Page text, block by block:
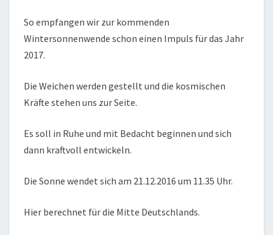
So empfangen wir zur kommenden
Wintersonnenwende schon einen Impuls für das Jahr
2017.
Die Weichen werden gestellt und die kosmischen
Kräfte stehen uns zur Seite.
Es soll in Ruhe und mit Bedacht beginnen und sich
dann kraftvoll entwickeln.
Die Sonne wendet sich am 21.12.2016 um 11.35 Uhr.
Hier berechnet für die Mitte Deutschlands.